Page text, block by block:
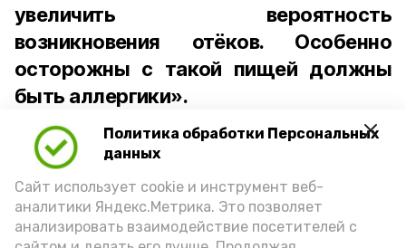
Политика обработки Персональных
данных
Сайт использует cookie и инструмент веб-
аналитики Яндекс.Метрика. Это позволяет
анализировать взаимодействие посетителей с
увеличить вероятность
возникновения отёков. Особенно
осторожны с такой пищей должны
быть аллергики».
Для взрослого человека безопасной
порцией икры считается 30-50 граммов
(2-3 ложки). При этом следует обратить
внимание на хлеб, с которым она
подаётся: лучше выбирать